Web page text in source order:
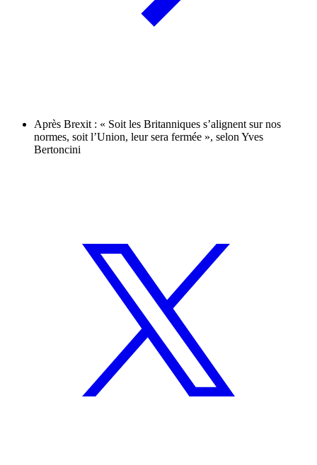
Après Brexit : « Soit les Britanniques s’alignent sur nos
normes, soit l’Union, leur sera fermée », selon Yves
Bertoncini